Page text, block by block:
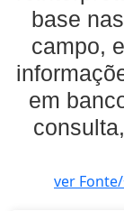
base
campo,
em
ver